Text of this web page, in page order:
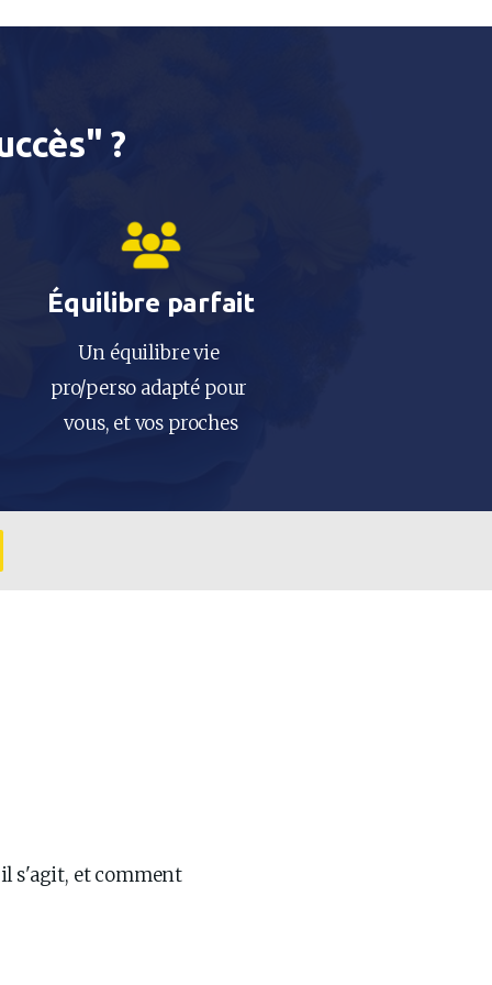
?​
Équilibre parfait
Un équilibre vie
pro/perso adapté pour
vous, et vos proches
il s'agit, et comment